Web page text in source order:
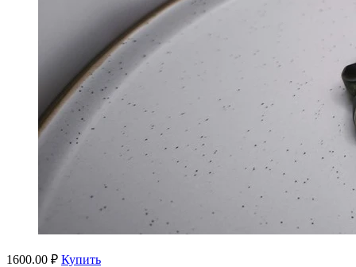
1600.00 ₽ Купить